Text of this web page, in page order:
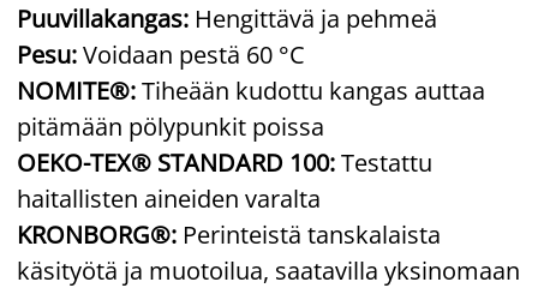
Puuvillakangas: Hengittävä ja pehmeä
Pesu:Voidaan pestä 60 °C
NOMITE®:Tiheään kudottu kangas auttaa
pitämään pölypunkit poissa
OEKO-TEX® STANDARD 100:Testattu
haitallisten aineiden varalta
KRONBORG®: Perinteistä tanskalaista
käsityötä ja muotoilua, saatavilla yksinomaan